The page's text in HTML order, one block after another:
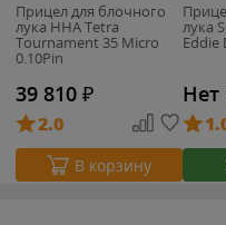
Прицел для блочного
лука HHA Tetra
Tournament 35 Micro
0.10Pin
39 810 ₽
2.0
В корзину
лука
Eddie
Нет